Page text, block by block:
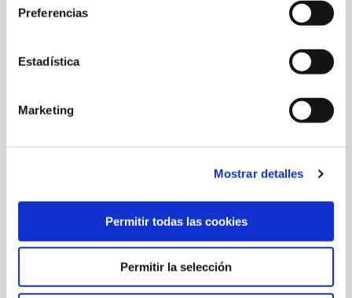
Preferencias
Estadística
Marketing
Mostrar detalles
Permitir todas las cookies
Permitir la selección
EL LUNES SE PONDRÁN A LA VENTA LAS ENTRADAS PARA EL
OSASUNA - LEVANTE